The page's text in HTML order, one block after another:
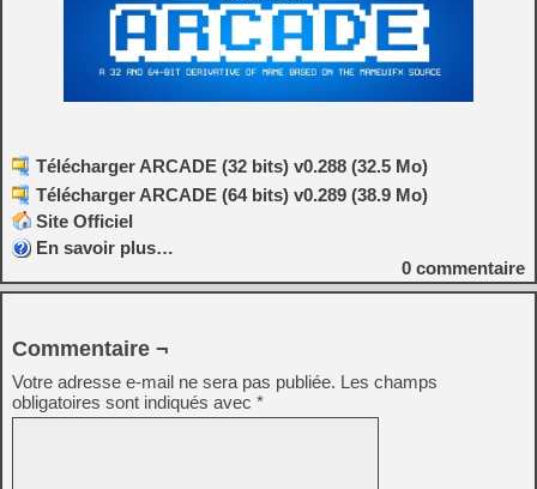
Télécharger ARCADE (32 bits) v0.288 (32.5 Mo)
Télécharger ARCADE (64 bits) v0.289 (38.9 Mo)
Site Officiel
En savoir plus…
0 commentaire
Commentaire ¬
Votre adresse e-mail ne sera pas publiée. Les champs
obligatoires sont indiqués avec *